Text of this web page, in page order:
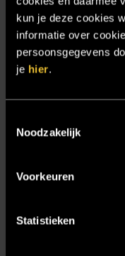
kun je deze cookies
informatie over
persoonsgegevens
je hier.
Noodzakelijk
Voorkeuren
Statistieken
Projecten
Referenties
Samenwerken
SIDN
TV lift